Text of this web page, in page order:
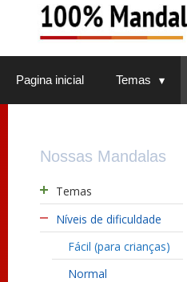
Pagina inicial Temas
Nossas Mandalas
Temas
Níveis de dificuldade
Fácil (para crianças)
Normal